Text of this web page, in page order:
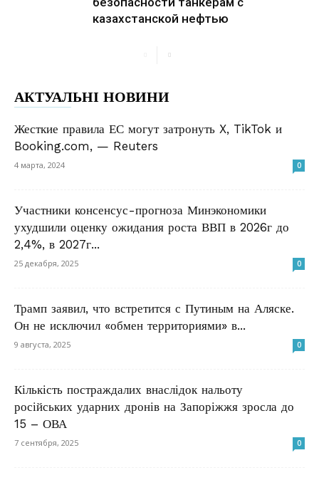
казахстанской нефтью
АКТУАЛЬНІ НОВИНИ
Жесткие правила ЕС могут затронуть X, TikTok и
Booking.com, — Reuters
4 марта, 2024 0
Участники консенсус-прогноза Минэкономики
ухудшили оценку ожидания роста ВВП в 2026г до
2,4%, в 2027г...
25 декабря, 2025 0
Трамп заявил, что встретится с Путиным на Аляске.
Он не исключил «обмен территориями» в...
9 августа, 2025 0
Кількість постраждалих внаслідок нальоту
російських ударних дронів на Запоріжжя зросла до
15 – ОВА
7 сентября, 2025 0